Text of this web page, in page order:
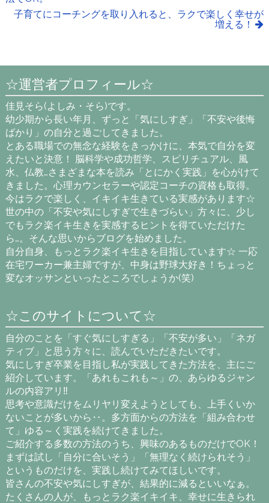
子育てにコーチングを取り入れると、ラクで楽しく幸せが
増える！
☆運営者プロフィール☆
佳見そら(よしみ・そら)です。
幼少期から長い年月、ずっと「気にしすぎ」「不安や後悔
ばかり」の自分と過ごしてきました。
とある職場での無念な経験をきっかけに、本気で自分を変
えたいと決意！ 脳科学や成功哲学、スピリチュアル、風
水、仏教…さまざまな本を読み「とにかく実践」を心がけて
きました。心理カウンセラーや認定コーチの資格も取得。
今はラクで楽しく、イキイキ生きている実感があります☆
世の中の「不安や気にしすぎで生きづらい」方々に、少し
でもラク楽イキ生きを実感するヒントを得ていただけた
ら…。そんな思いからブログを始めました。
自分自身、もっとラク楽イキ生きを目指しています☆ 一応
在宅ワーカー兼主婦ですが、中身は野球大好き！ちょっと
変なオッサンといったところでしょうか(笑)
☆このサイトについて☆
自分のことを「すぐ気にしすぎる」「不安が多い」「ネガ
ティブ」と思う方々に、読んでいただきたいです。
気にしすぎ卒業を目指し私が実践してきた方法を、主にご
紹介しています。「あれもこれも～」の、あらゆるジャン
ルの内容アリ‼
思考や意識だけをムリヤリ変えようとしても、上手くいか
ないことが多いから‥。多方面からの方法を「組み合わせ
て」ゆる～く実践を続けてきました。
ご紹介する多数の方法のうち、興味のあるものだけでOK！
まずは試し「自分に合いそう」「無理なく続けられそう」
というものだけを、実践し続けてみてほしいです。
皆さんの不安や気にしすぎが、結果的に減るといいなぁ。
たくさんの人が、もっとラク楽イキイキ、幸せに生きられ